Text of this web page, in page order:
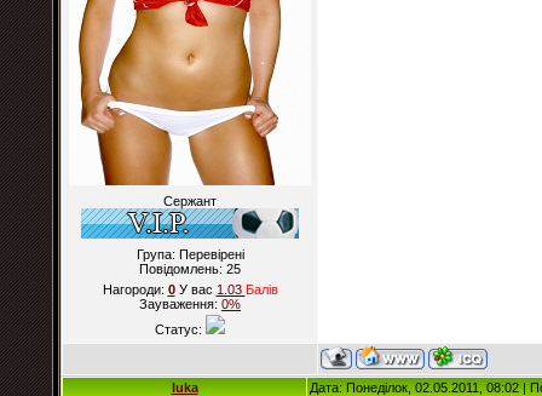
Сержант
Група: Перевірені
Повідомлень: 25
Нагороди: 0У вас 1.03 Балiв
Зауваження: 0%
Статус:
luka Дата: Понеділок, 02.05.2011, 08:02 |